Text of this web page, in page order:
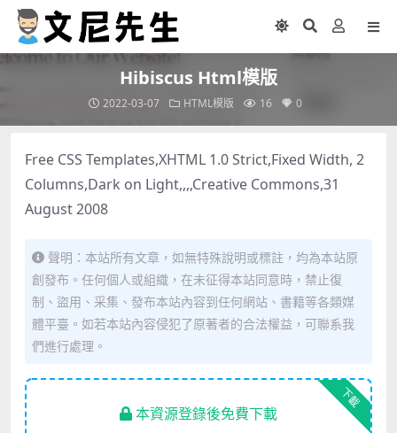
Hibiscus Html模版
2022-03-07 HTML模版 16 0
Free CSS Templates,XHTML 1.0 Strict,Fixed Width, 2
Columns,Dark on Light,,,,Creative Commons,31
August 2008
聲明：本站所有文章，如無特殊說明或標註，均為本站原
創發布。任何個人或組織，在未征得本站同意時，禁止復
制、盜用、采集、發布本站內容到任何網站、書籍等各類媒
體平臺。如若本站內容侵犯了原著者的合法權益，可聯系我
們進行處理。
下載
本資源登錄後免費下載